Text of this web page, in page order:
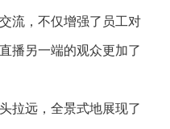
流，不仅增强了员工对
播另一端的观众更加了
拉远，全景式地展现了